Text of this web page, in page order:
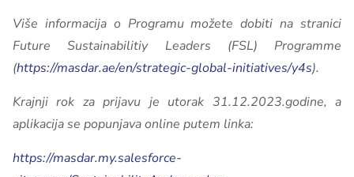
Više informacija o Programu možete dobiti na stranici
Future Sustainabilitiy Leaders (FSL) Programme
(https://masdar.ae/en/strategic-global-initiatives/y4s).
Krajnji rok za prijavu je utorak 31.12.2023.godine, a
aplikacija se popunjava online putem linka:
https://masdar.my.salesforce-